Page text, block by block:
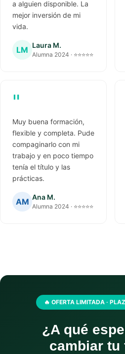
a alguien disponible. La
mejor inversión de mi
vida.
LM Laura M.
Alumna 2024 · ⭐⭐⭐⭐⭐
"
Muy buena formación,
flexible y completa. Pude
compaginarlo con mi
trabajo y en poco tiempo
tenía el título y las
prácticas.
AM Ana M.
Alumna 2024 · ⭐⭐⭐⭐⭐
🔥 OFERTA LIMITADA ·
¿A qué
cambiar tu